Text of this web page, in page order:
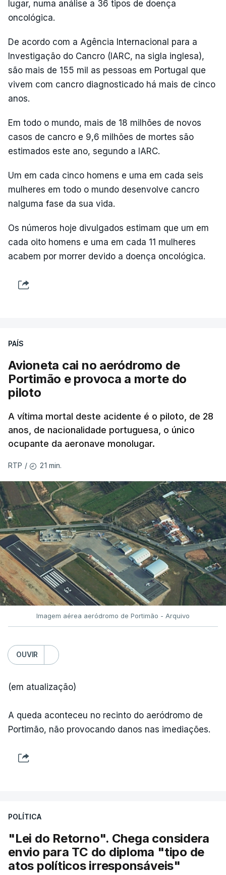
lugar, numa análise a 36 tipos de doença
oncológica.
De acordo com a Agência Internacional para a
Investigação do Cancro (IARC, na sigla inglesa),
são mais de 155 mil as pessoas em Portugal que
vivem com cancro diagnosticado há mais de cinco
anos.
Em todo o mundo, mais de 18 milhões de novos
casos de cancro e 9,6 milhões de mortes são
estimados este ano, segundo a IARC.
Um em cada cinco homens e uma em cada seis
mulheres em todo o mundo desenvolve cancro
nalguma fase da sua vida.
Os números hoje divulgados estimam que um em
cada oito homens e uma em cada 11 mulheres
acabem por morrer devido a doença oncológica.
PAÍS
Avioneta cai no aeródromo de
Portimão e provoca a morte do
piloto
A vítima mortal deste acidente é o piloto, de 28
anos, de nacionalidade portuguesa, o único
ocupante da aeronave monolugar.
RTP / 21 min.
Imagem aérea aeródromo de Portimão - Arquivo
OUVIR
(em atualização)
A queda aconteceu no recinto do aeródromo de
Portimão, não provocando danos nas imediações.
POLÍTICA
"Lei do Retorno". Chega considera
envio para TC do diploma "tipo de
atos políticos irresponsáveis"